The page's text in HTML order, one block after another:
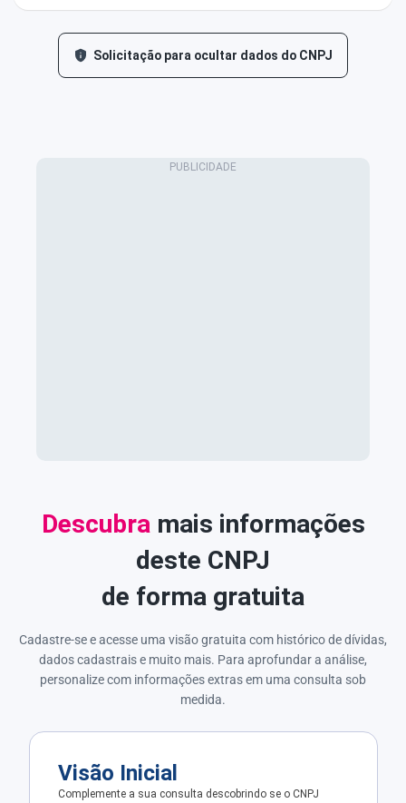
Solicitação para ocultar dados do CNPJ
Descubra mais informações
deste CNPJ
de forma gratuita
Cadastre-se e acesse uma visão gratuita com histórico de dívidas,
dados cadastrais e muito mais. Para aprofundar a análise,
personalize com informações extras em uma consulta sob
medida.
Visão Inicial
Complemente a sua consulta descobrindo se o CNPJ